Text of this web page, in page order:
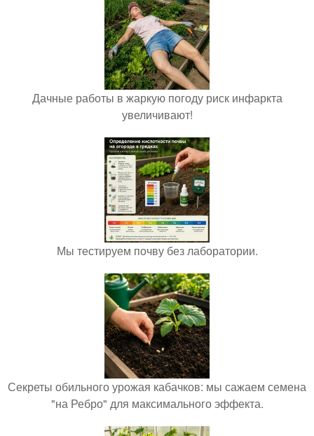
Дачные работы в жаркую погоду риск инфаркта
увеличивают!
Мы тестируем почву без лаборатории.
Секреты обильного урожая кабачков: мы сажаем семена
"на Ребро" для максимального эффекта.